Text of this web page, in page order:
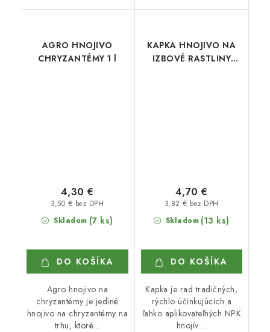
AGRO HNOJIVO
CHRYZANTÉMY 1 l
Skladom (7 ks)
3,50 € bez DPH
4,30 €
DO KOŠÍKA
Agro hnojivo na
chryzantémy je jediné
hnojivo na chryzantémy na
trhu, ktoré...
KAPKA HNOJIVO NA
IZBOVÉ RASTLINY
Skladom (13 ks)
3,82 € bez DPH
4,70 €
DO KOŠÍKA
Kapka je rad tradičných,
rýchlo účinkujúcich a
ľahko aplikovateľných NPK
hnojív....